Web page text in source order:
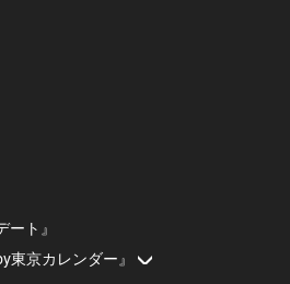
ト』
東京カレンダー』